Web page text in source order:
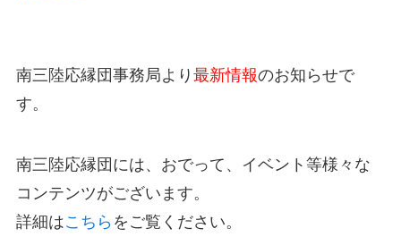
南三陸応縁団事務局より 最新情報のお知らせで
す。
南三陸応縁団には、おでって、イベント等様々な
コンテンツがございます。
詳細はこちら をご覧ください。